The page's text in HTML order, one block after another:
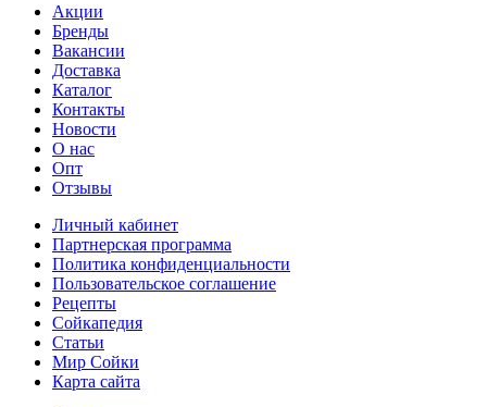
Акции
Бренды
Вакансии
Доставка
Каталог
Контакты
Новости
О нас
Опт
Отзывы
Личный кабинет
Партнерская программа
Политика конфиденциальности
Пользовательское соглашение
Рецепты
Сойкапедия
Статьи
Мир Сойки
Карта сайта